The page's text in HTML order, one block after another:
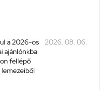
a 2026-os
ajánlónkba
fellépő
2026. 08. 06.